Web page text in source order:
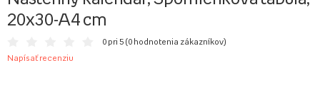
20x30-A4 cm
0 pri 5 (0 hodnotenia zákazníkov)
Napísať recenziu